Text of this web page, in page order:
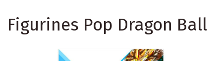
Figurines Pop Dragon Ball